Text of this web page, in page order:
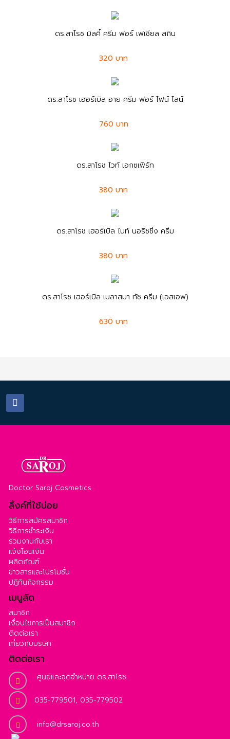
ดร.สาโรช มิลคี้ ครีม ฟอร์ เฟเชียล สกิน
320 บาท
ดร.สาโรช เฮอร์เบิล อาย ครีม ฟอร์ ไฟน์ ไลน์
760 บาท
ดร.สาโรช ไวท์ เอกซเพิร์ท
380 บาท
ดร.สาโรช เฮอร์เบิล ไนท์ นอริชชิ่ง ครีม
380 บาท
ดร.สาโรช เฮอร์เบิล เมลาสมา ทัช ครีม (เอสเอฟ)
630 บาท
Doctor Saroj Cosmetics
ลิ้งค์ที่ใช้บ่อย
วิธีการสมัครสมาชิก
วิธีการชำระเงิน
ร่วมงานกับเรา
แจ้งโอนเงิน
ผลิตภัณฑ์
ข่าวสารและโปรโมชั่น
ปฏิทินกิจกรรม
เมนูลัด
สมาชิก
เงื่อนไขการเป็นสมาชิก
ติดต่อเรา
เกี่ยวกับบริษัท
ติดต่อเรา
ศูนย์และจุดจำหน่าย ดร.สาโรช
035-779501, 035-779502
info@drsaroj.co.th